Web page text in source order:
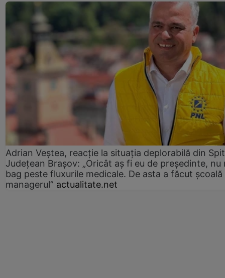
Adrian Veștea, reacție la situația deplorabilă din
Județean Brașov: „Oricât aș fi eu de președinte, nu
bag peste fluxurile medicale. De asta a făcut școală
managerul” actualitate.net